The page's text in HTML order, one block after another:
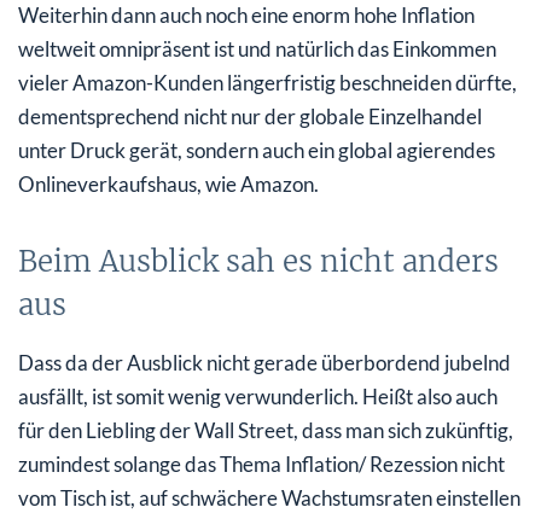
Weiterhin dann auch noch eine enorm hohe Inflation
weltweit omnipräsent ist und natürlich das Einkommen
vieler Amazon-Kunden längerfristig beschneiden dürfte,
dementsprechend nicht nur der globale Einzelhandel
unter Druck gerät, sondern auch ein global agierendes
Onlineverkaufshaus, wie Amazon.
Beim Ausblick sah es nicht anders
aus
Dass da der Ausblick nicht gerade überbordend jubelnd
ausfällt, ist somit wenig verwunderlich. Heißt also auch
für den Liebling der Wall Street, dass man sich zukünftig,
zumindest solange das Thema Inflation/ Rezession nicht
vom Tisch ist, auf schwächere Wachstumsraten einstellen